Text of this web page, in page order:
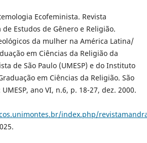
Ecofeminista. Revista
Estudos de Gênero e Religião.
da mulher na América Latina/
em Ciências da Religião da
de São Paulo (UMESP) e do Instituto
em Ciências da Religião. São
ano VI, n.6, p. 18-27, dez. 2000.
index.php/